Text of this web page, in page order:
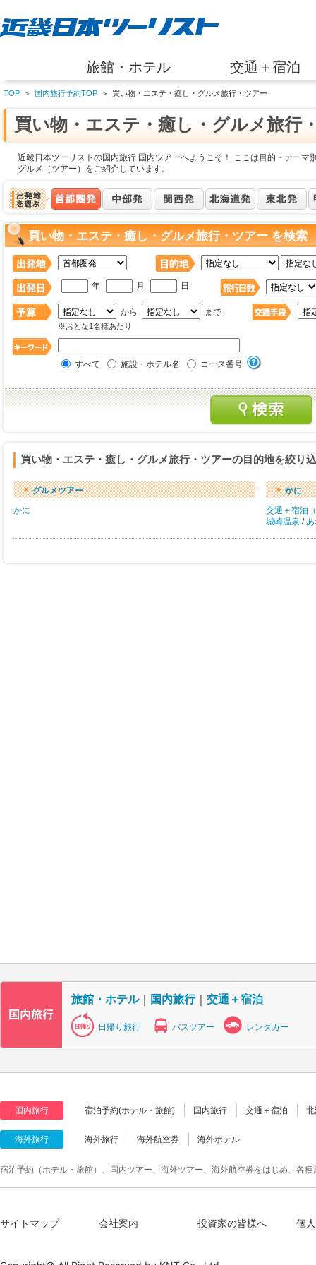
旅館・ホテル 交通＋宿泊
TOP ＞ 国内旅行予約TOP ＞ 買い物・エステ・癒し・グルメ旅行・ツアー
買い物・エステ・癒し・グルメ旅行
近畿日本ツーリストの国内旅行 国内ツアーへようこそ！ ここは目的・テー
グルメ（ツアー）をご紹介しています。
買い物・エステ・癒し・グルメ旅行・ツアー を検索
年 月 日
から まで
※おとな1名様あたり
すべて 施設・ホテル名 コース番号
買い物・エステ・癒し・グルメ旅行・ツアーの目的地を絞り
グルメツアー
かに
かに
交通＋宿泊
城崎温泉 /
旅館・ホテル｜ 国内旅行｜ 交通＋宿泊
日帰り旅行 バスツアー レンタカー
国内旅行 宿泊予約(ホテル・旅館) 国内旅行 交通＋宿泊
海外旅行 海外旅行 海外航空券 海外ホテル
宿泊予約（ホテル・旅館）、国内ツアー、海外ツアー、海外航空券をはじめ、各
サイトマップ 会社案内 投資家の皆様へ 個